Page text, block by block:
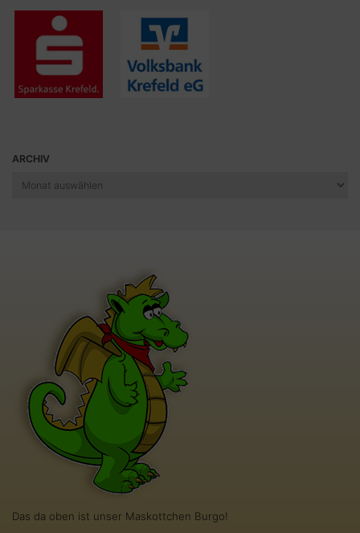
ARCHIV
Archiv
Das da oben ist unser Maskottchen Burgo!